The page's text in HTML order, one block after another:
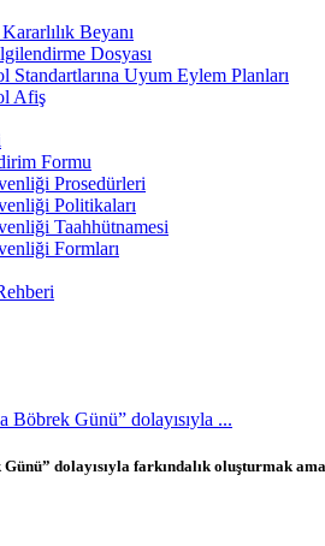
Beyanı
Dosyası
Standartlarına Uyum Eylem Planları
Afiş
Formu
Prosedürleri
Politikaları
Taahhütnamesi
Formları
Böbrek Günü” dolayısıyla ...
dolayısıyla farkındalık oluşturmak